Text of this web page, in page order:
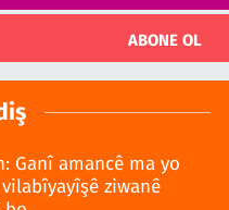
ABONE OL
Ganî amancê ma yo
ziwanê